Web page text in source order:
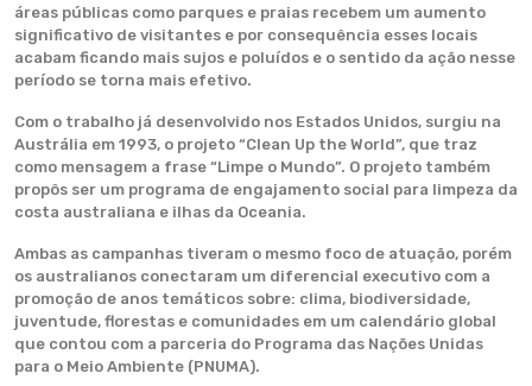
áreas públicas como parques e praias recebem um aumento
significativo de visitantes e por consequência esses locais
acabam ficando mais sujos e poluídos e o sentido da ação nesse
período se torna mais efetivo.
Com o trabalho já desenvolvido nos Estados Unidos, surgiu na
Austrália em 1993, o projeto “Clean Up the World”, que traz
como mensagem a frase “Limpe o Mundo”. O projeto também
propôs ser um programa de engajamento social para limpeza da
costa australiana e ilhas da Oceania.
Ambas as campanhas tiveram o mesmo foco de atuação, porém
os australianos conectaram um diferencial executivo com a
promoção de anos temáticos sobre: clima, biodiversidade,
juventude, florestas e comunidades em um calendário global
que contou com a parceria do Programa das Nações Unidas
para o Meio Ambiente (PNUMA).